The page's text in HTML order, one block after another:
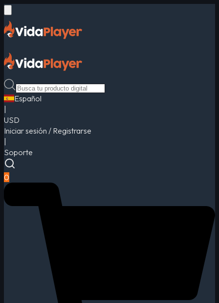
Español
USD
Iniciar sesión / Registrarse
Soporte
0